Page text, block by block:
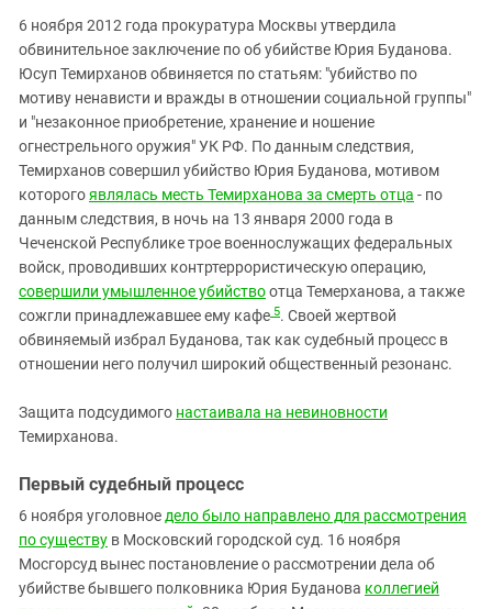
6 ноября 2012 года прокуратура Москвы утвердила
обвинительное заключение по об убийстве Юрия Буданова.
Юсуп Темирханов обвиняется по статьям: "убийство по
мотиву ненависти и вражды в отношении социальной группы"
и "незаконное приобретение, хранение и ношение
огнестрельного оружия" УК РФ. По данным следствия,
Темирханов совершил убийство Юрия Буданова, мотивом
которогоявлялась месть Темирханова за смерть отца - по
данным следствия, в ночь на 13 января 2000 года в
Чеченской Республике трое военнослужащих федеральных
войск, проводивших контртеррористическую операцию,
совершили умышленное убийствоотца Темерханова, а также
сожгли принадлежавшее ему кафе 5. Своей жертвой
обвиняемый избрал Буданова, так как судебный процесс в
отношении него получил широкий общественный резонанс.
Защита подсудимого настаивала на невиновности
Темирханова.
Первый судебный процесс
6 ноября уголовное дело было направлено для рассмотрения
по существу в Московский городской суд. 16 ноября
Мосгорсуд вынес постановление о рассмотрении дела об
убийстве бывшего полковника Юрия Буданова коллегией